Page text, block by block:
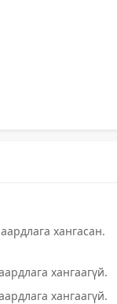
хангасан.
хангаагүй.
хангаагүй.